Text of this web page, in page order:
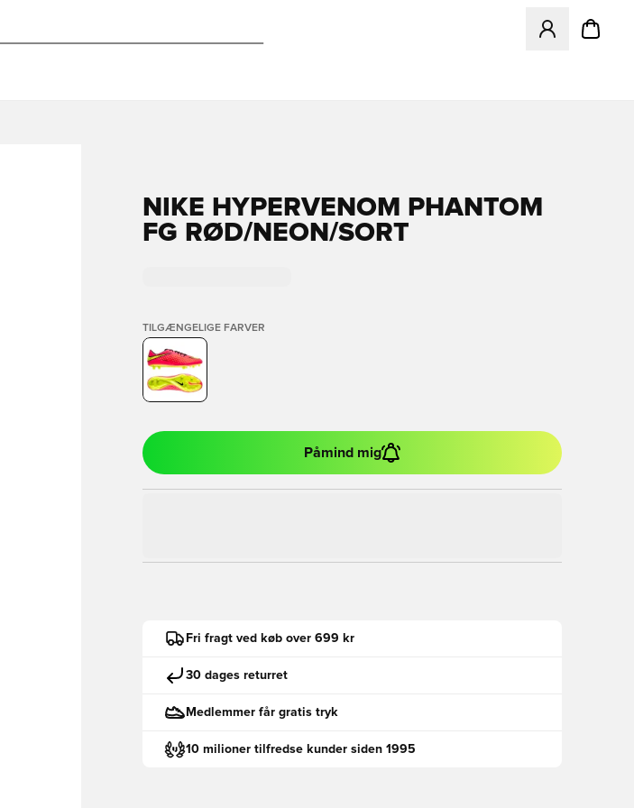
Åbner en
NIKE HYPERVENOM PHANTOM
FG RØD/NEON/SORT
TILGÆNGELIGE FARVER
Påmind mig
Fri fragt ved køb over 699 kr
30 dages returret
Medlemmer får gratis tryk
10 milioner tilfredse kunder siden 1995